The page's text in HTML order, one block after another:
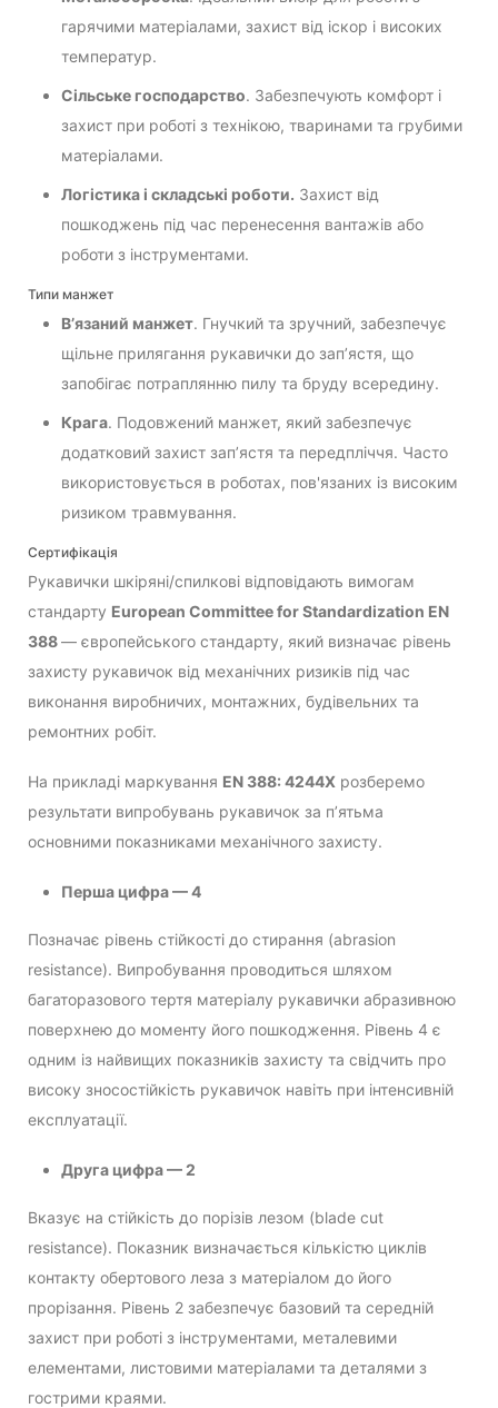
гарячими матеріалами, захист від іскор і високих
температур.
Сільське господарство. Забезпечують комфорт і
захист при роботі з технікою, тваринами та грубими
матеріалами.
Логістика і складські роботи. Захист від
пошкоджень під час перенесення вантажів або
роботи з інструментами.
Типи манжет
В’язаний манжет. Гнучкий та зручний, забезпечує
щільне прилягання рукавички до зап’ястя, що
запобігає потраплянню пилу та бруду всередину.
Крага. Подовжений манжет, який забезпечує
додатковий захист зап’ястя та передпліччя. Часто
використовується в роботах, пов'язаних із високим
ризиком травмування.
Сертифікація
Рукавички шкіряні/спилкові відповідають вимогам
стандарту European Committee for Standardization EN
388— європейського стандарту, який визначає рівень
захисту рукавичок від механічних ризиків під час
виконання виробничих, монтажних, будівельних та
ремонтних робіт.
На прикладі маркування EN 388: 4244X розберемо
результати випробувань рукавичок за п’ятьма
основними показниками механічного захисту.
Перша цифра — 4
Позначає рівень стійкості до стирання (abrasion
resistance). Випробування проводиться шляхом
багаторазового тертя матеріалу рукавички абразивною
поверхнею до моменту його пошкодження. Рівень 4 є
одним із найвищих показників захисту та свідчить про
високу зносостійкість рукавичок навіть при інтенсивній
експлуатації.
Друга цифра — 2
Вказує на стійкість до порізів лезом (blade cut
resistance). Показник визначається кількістю циклів
контакту обертового леза з матеріалом до його
прорізання. Рівень 2 забезпечує базовий та середній
захист при роботі з інструментами, металевими
елементами, листовими матеріалами та деталями з
гострими краями.